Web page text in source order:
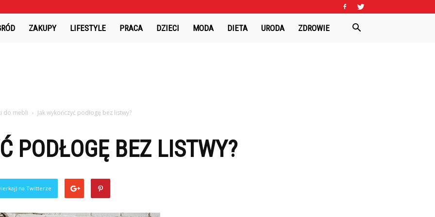
ZAKUPY LIFESTYLE PRACA DZIECI MODA DIETA URODA ZDROWIE
do mebli Jak wykończyć podłogę bez listwy?
PODŁOGĘ BEZ LISTWY?
na Twitterze